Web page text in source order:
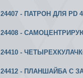
24407 - ПАТРОН ДЛЯ
24408 -
24410 -
24412 - ПЛАНШАЙБА С